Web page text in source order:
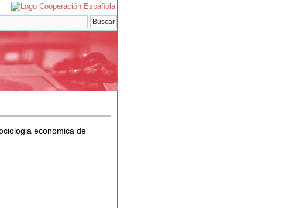
economica de